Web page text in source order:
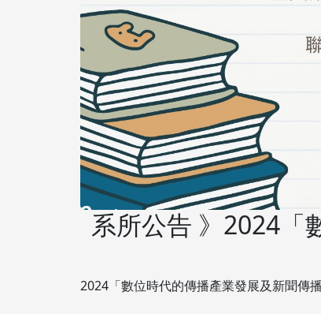
系所公告 》2024「
2024「數位時代的傳播產業發展及新聞傳